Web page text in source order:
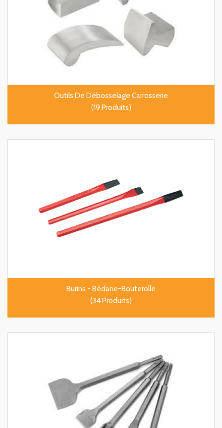
Outils De Débosselage Carrosserie
(19 Produits)
Burins - Bédane-Bouterolle
(34 Produits)